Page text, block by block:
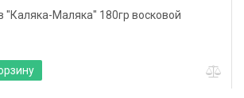
"Каляка-Маляка" 180гр восковой